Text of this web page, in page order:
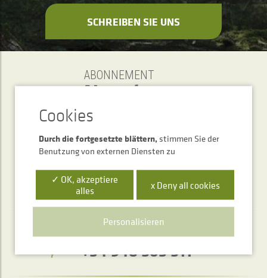
SCHREIBEN SIE UNS
ABONNEMENT
Newsletter
SENDEN
Telefonischer Auskunftsservice
+34 948 563 511
Durch die fortgesetzte blättern, stimmen Sie der
Benutzung von externen Diensten zu
✓ OK, akzeptiere
alles
x Deny all cookies
Personalisieren